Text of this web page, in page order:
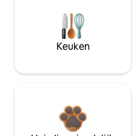
Keuken